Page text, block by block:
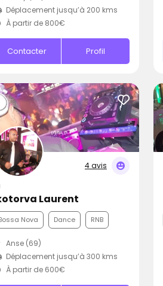
Déplacement jusqu’à 200 kms
À partir de 800€
Contacter Profil
4 avis
Laurent
Nova Dance RNB
Anse (69)
Déplacement jusqu’à 300 kms
À partir de 600€